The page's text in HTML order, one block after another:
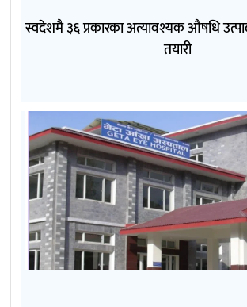
स्वदेशमै ३६ प्रकारका अत्यावश्यक औषधि
तयारी